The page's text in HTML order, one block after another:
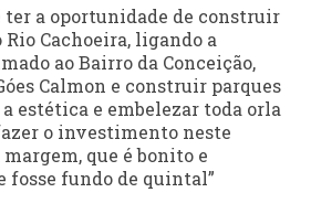
ter a oportunidade de construir
Cachoeira, ligando a
ao Bairro da Conceição,
Calmon e construir parques
estética e embelezar toda orla
o investimento neste
que é bonito e
fosse fundo de quintal”